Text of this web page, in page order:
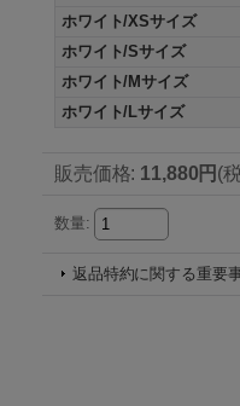
ホワイト/XSサイズ
ホワイト/Sサイズ
ホワイト/Mサイズ
ホワイト/Lサイズ
販売価格: 11,880円 (
数量:
返品特約に関する重要